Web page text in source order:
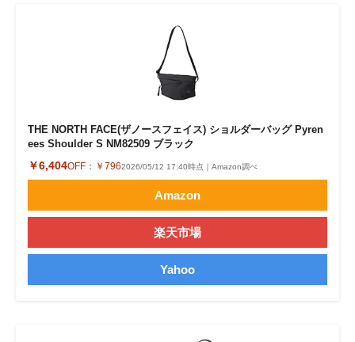
THE NORTH FACE(ザノースフェイス) ショルダーバッグ Pyren
ees Shoulder S NM82509 ブラック
￥6,404OFF： ￥7962026/05/12 17:40時点｜Amazon調べ
Amazon
楽天市場
Yahoo